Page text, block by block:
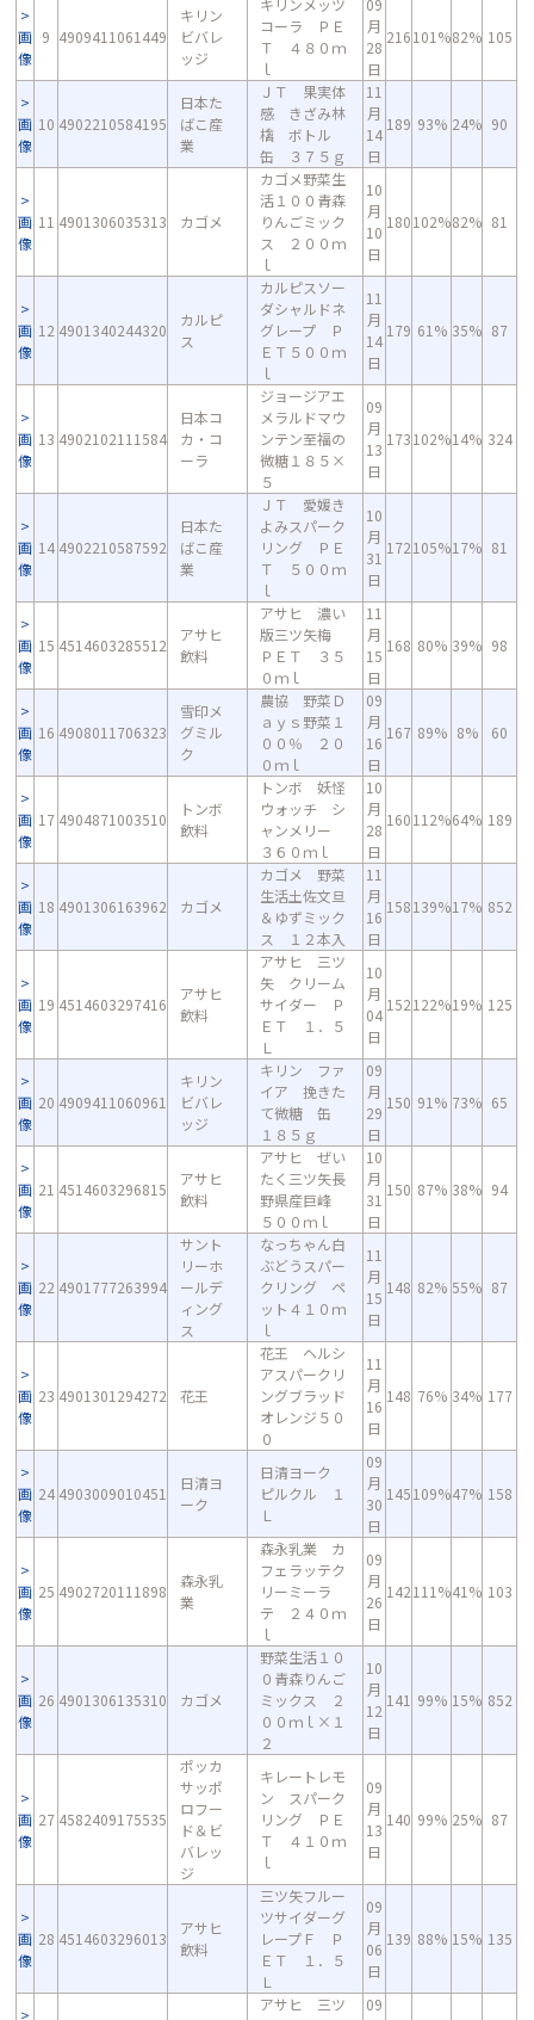
画
像
9 4909411061449
キリン
ビバレ
ッジ
キリンメッツ
コーラ ＰＥ
Ｔ ４８０ｍ
ｌ
09
月
28
日
216101%82% 105
画
像
10 4902210584195
日本た
ばこ産
業
ＪＴ 果実体
感 きざみ林
檎 ボトル
缶 ３７５ｇ
11
月
14
日
189 93% 24% 90
画
像
11 4901306035313 カゴメ
カゴメ野菜生
活１００青森
りんごミック
ス ２００ｍ
ｌ
10
月
10
日
180102%82% 81
画
像
12 4901340244320
カルピ
ス
カルピスソー
ダシャルドネ
グレープ Ｐ
ＥＴ５００ｍ
ｌ
11
月
14
日
179 61% 35% 87
画
像
13 4902102111584
日本コ
カ・コ
ーラ
ジョージアエ
メラルドマウ
ンテン至福の
微糖１８５×
５
09
月
13
日
173102%14% 324
画
像
14 4902210587592
日本た
ばこ産
業
ＪＴ 愛媛き
よみスパーク
リング ＰＥ
Ｔ ５００ｍ
ｌ
10
月
31
日
172105%17% 81
画
像
15 4514603285512
アサヒ
飲料
アサヒ 濃い
版三ツ矢梅
ＰＥＴ ３５
０ｍｌ
11
月
15
日
168 80% 39% 98
画
像
16 4908011706323
雪印メ
グミル
ク
農協 野菜Ｄ
ａｙｓ野菜１
００％ ２０
０ｍｌ
09
月
16
日
167 89% 8% 60
画
像
17 4904871003510
トンボ
飲料
トンボ 妖怪
ウォッチ シ
ャンメリー
３６０ｍｌ
10
月
28
日
160112%64% 189
画
像
18 4901306163962 カゴメ
カゴメ 野菜
生活土佐文旦
＆ゆずミック
ス １２本入
11
月
16
日
158139%17% 852
画
像
19 4514603297416
アサヒ
飲料
アサヒ 三ツ
矢 クリーム
サイダー Ｐ
ＥＴ １．５
Ｌ
10
月
04
日
152122%19% 125
画
像
20 4909411060961
キリン
ビバレ
ッジ
キリン ファ
イア 挽きた
て微糖 缶
１８５ｇ
09
月
29
日
150 91% 73% 65
画
像
21 4514603296815
アサヒ
飲料
アサヒ ぜい
たく三ツ矢長
野県産巨峰
５００ｍｌ
10
月
31
日
150 87% 38% 94
画
像
22 4901777263994
サント
リーホ
ールデ
ィング
ス
なっちゃん白
ぶどうスパー
クリング ペ
ット４１０ｍ
ｌ
11
月
15
日
148 82% 55% 87
画
像
23 4901301294272 花王
花王 ヘルシ
アスパークリ
ングブラッド
オレンジ５０
０
11
月
16
日
148 76% 34% 177
画
像
24 4903009010451
日清ヨ
ーク
日清ヨーク
ピルクル １
Ｌ
09
月
30
日
145109%47% 158
画
像
25 4902720111898
森永乳
業
森永乳業 カ
フェラッテク
リーミーラ
テ ２４０ｍ
ｌ
09
月
26
日
142111%41% 103
画
像
26 4901306135310 カゴメ
野菜生活１０
０青森りんご
ミックス ２
００ｍｌ×１
２
10
月
12
日
141 99% 15% 852
画
像
27 4582409175535
ポッカ
サッポ
ロフー
ド＆ビ
バレッ
ジ
キレートレモ
ン スパーク
リング ＰＥ
Ｔ ４１０ｍ
ｌ
09
月
13
日
140 99% 25% 87
画
像
28 4514603296013
アサヒ
飲料
三ツ矢フルー
ツサイダーグ
レープＦ Ｐ
ＥＴ １．５
Ｌ
09
月
06
日
139 88% 15% 135
アサヒ 三ツ
09